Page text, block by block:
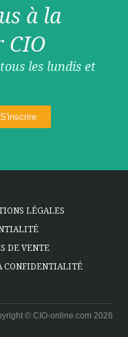
à la
CIO
les lundis et
LÉGALES
DE VENTE
CONFIDENTIALITÉ
© CIO-online.com 2026